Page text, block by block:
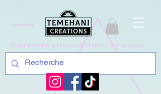
Pour revenir a l'acceuil cliquez sur le logo